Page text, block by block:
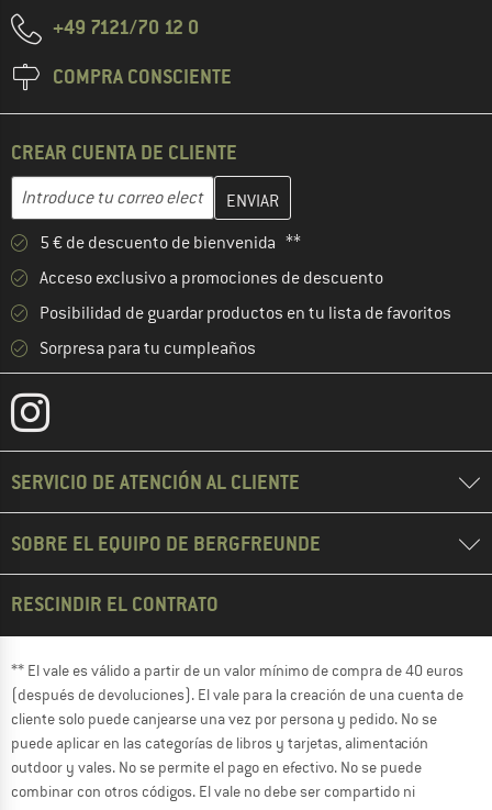
+49 7121/70 12 0
COMPRA CONSCIENTE
CREAR CUENTA DE CLIENTE
Dirección de correo electrónico
Introduce aquí tu dirección de correo electrónico y crea tu
5 € de descuento de bienvenida **
Acceso exclusivo a promociones de descuento
Posibilidad de guardar productos en tu lista de favoritos
Sorpresa para tu cumpleaños
SERVICIO DE ATENCIÓN AL CLIENTE
SOBRE EL EQUIPO DE BERGFREUNDE
RESCINDIR EL CONTRATO
** El vale es válido a partir de un valor mínimo de compra de 40 euros
(después de devoluciones). El vale para la creación de una cuenta de
cliente solo puede canjearse una vez por persona y pedido. No se
puede aplicar en las categorías de libros y tarjetas, alimentación
outdoor y vales. No se permite el pago en efectivo. No se puede
combinar con otros códigos. El vale no debe ser compartido ni